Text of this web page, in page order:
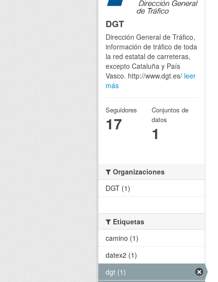
DGT
Dirección General de Tráfico,
información de tráfico de toda
la red estatal de carreteras,
excepto Cataluña y País
Vasco. http://www.dgt.es/ leer
más
Seguidores
17
Conjuntos de
datos
1
Organizaciones
DGT (1)
Etiquetas
camino (1)
datex2 (1)
dgt (1)